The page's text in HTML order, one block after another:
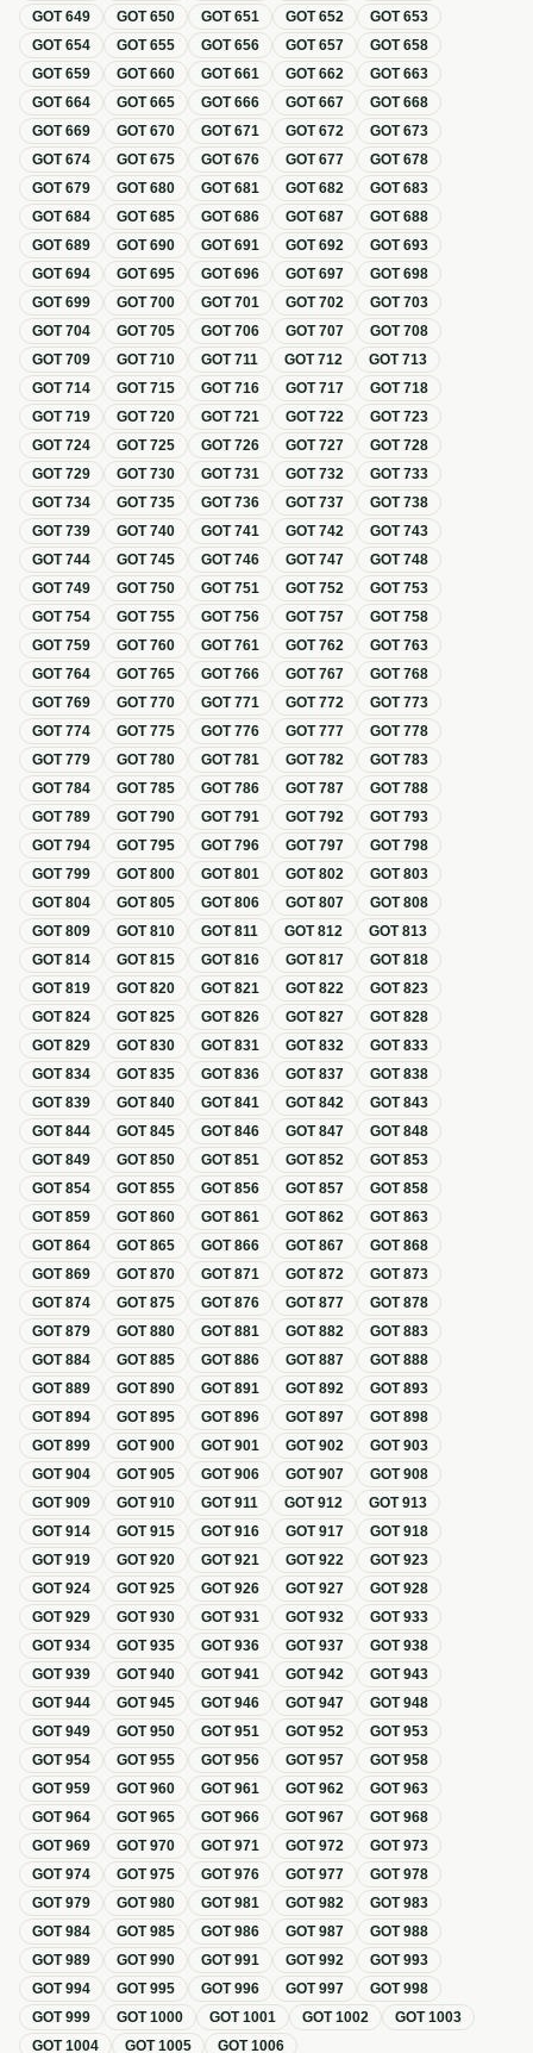
GOT649 GOT650 GOT651 GOT652 GOT653
GOT654 GOT655 GOT656 GOT657 GOT658
GOT659 GOT660 GOT661 GOT662 GOT663
GOT664 GOT665 GOT666 GOT667 GOT668
GOT669 GOT670 GOT671 GOT672 GOT673
GOT674 GOT675 GOT676 GOT677 GOT678
GOT679 GOT680 GOT681 GOT682 GOT683
GOT684 GOT685 GOT686 GOT687 GOT688
GOT689 GOT690 GOT691 GOT692 GOT693
GOT694 GOT695 GOT696 GOT697 GOT698
GOT699 GOT700 GOT701 GOT702 GOT703
GOT704 GOT705 GOT706 GOT707 GOT708
GOT709 GOT710 GOT711 GOT712 GOT713
GOT714 GOT715 GOT716 GOT717 GOT718
GOT719 GOT720 GOT721 GOT722 GOT723
GOT724 GOT725 GOT726 GOT727 GOT728
GOT729 GOT730 GOT731 GOT732 GOT733
GOT734 GOT735 GOT736 GOT737 GOT738
GOT739 GOT740 GOT741 GOT742 GOT743
GOT744 GOT745 GOT746 GOT747 GOT748
GOT749 GOT750 GOT751 GOT752 GOT753
GOT754 GOT755 GOT756 GOT757 GOT758
GOT759 GOT760 GOT761 GOT762 GOT763
GOT764 GOT765 GOT766 GOT767 GOT768
GOT769 GOT770 GOT771 GOT772 GOT773
GOT774 GOT775 GOT776 GOT777 GOT778
GOT779 GOT780 GOT781 GOT782 GOT783
GOT784 GOT785 GOT786 GOT787 GOT788
GOT789 GOT790 GOT791 GOT792 GOT793
GOT794 GOT795 GOT796 GOT797 GOT798
GOT799 GOT800 GOT801 GOT802 GOT803
GOT804 GOT805 GOT806 GOT807 GOT808
GOT809 GOT810 GOT811 GOT812 GOT813
GOT814 GOT815 GOT816 GOT817 GOT818
GOT819 GOT820 GOT821 GOT822 GOT823
GOT824 GOT825 GOT826 GOT827 GOT828
GOT829 GOT830 GOT831 GOT832 GOT833
GOT834 GOT835 GOT836 GOT837 GOT838
GOT839 GOT840 GOT841 GOT842 GOT843
GOT844 GOT845 GOT846 GOT847 GOT848
GOT849 GOT850 GOT851 GOT852 GOT853
GOT854 GOT855 GOT856 GOT857 GOT858
GOT859 GOT860 GOT861 GOT862 GOT863
GOT864 GOT865 GOT866 GOT867 GOT868
GOT869 GOT870 GOT871 GOT872 GOT873
GOT874 GOT875 GOT876 GOT877 GOT878
GOT879 GOT880 GOT881 GOT882 GOT883
GOT884 GOT885 GOT886 GOT887 GOT888
GOT889 GOT890 GOT891 GOT892 GOT893
GOT894 GOT895 GOT896 GOT897 GOT898
GOT899 GOT900 GOT901 GOT902 GOT903
GOT904 GOT905 GOT906 GOT907 GOT908
GOT909 GOT910 GOT911 GOT912 GOT913
GOT914 GOT915 GOT916 GOT917 GOT918
GOT919 GOT920 GOT921 GOT922 GOT923
GOT924 GOT925 GOT926 GOT927 GOT928
GOT929 GOT930 GOT931 GOT932 GOT933
GOT934 GOT935 GOT936 GOT937 GOT938
GOT939 GOT940 GOT941 GOT942 GOT943
GOT944 GOT945 GOT946 GOT947 GOT948
GOT949 GOT950 GOT951 GOT952 GOT953
GOT954 GOT955 GOT956 GOT957 GOT958
GOT959 GOT960 GOT961 GOT962 GOT963
GOT964 GOT965 GOT966 GOT967 GOT968
GOT969 GOT970 GOT971 GOT972 GOT973
GOT974 GOT975 GOT976 GOT977 GOT978
GOT979 GOT980 GOT981 GOT982 GOT983
GOT984 GOT985 GOT986 GOT987 GOT988
GOT989 GOT990 GOT991 GOT992 GOT993
GOT994 GOT995 GOT996 GOT997 GOT998
GOT999 GOT1000 GOT1001 GOT1002 GOT1003
GOT1004 GOT1005 GOT1006